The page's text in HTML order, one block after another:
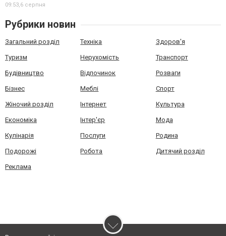
09:53,6 серпня
Рубрики новин
Загальний розділ Техніка Здоров'я
Туризм Нерухомість Транспорт
Будівництво Відпочинок Розваги
Бізнес Меблі Спорт
Жіночий розділ Інтернет Культура
Економіка Інтер'єр Мода
Кулінарія Послуги Родина
Подорожі Робота Дитячий розділ
Реклама